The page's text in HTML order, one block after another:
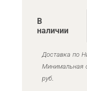
В
наличии
Доставка по
Минимальная
руб.